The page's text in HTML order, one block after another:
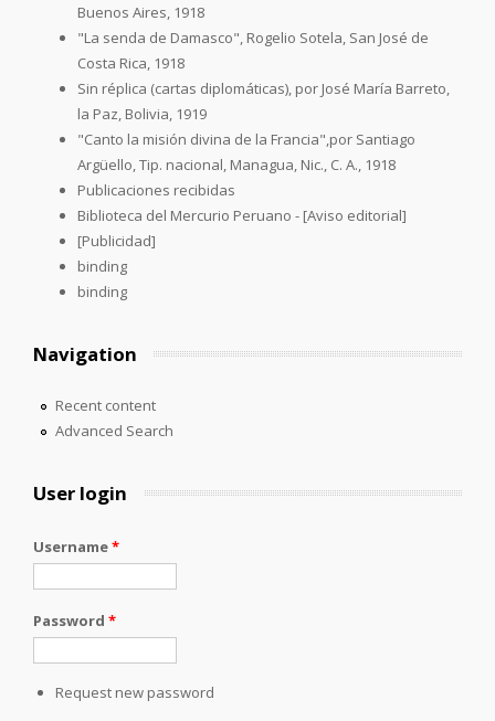
Buenos Aires, 1918
"La senda de Damasco", Rogelio Sotela, San José de
Costa Rica, 1918
Sin réplica (cartas diplomáticas), por José María Barreto,
la Paz, Bolivia, 1919
"Canto la misión divina de la Francia",por Santiago
Argüello, Tip. nacional, Managua, Nic., C. A., 1918
Publicaciones recibidas
Biblioteca del Mercurio Peruano - [Aviso editorial]
[Publicidad]
binding
binding
Navigation
Recent content
Advanced Search
User login
Username*
Password *
Request new password